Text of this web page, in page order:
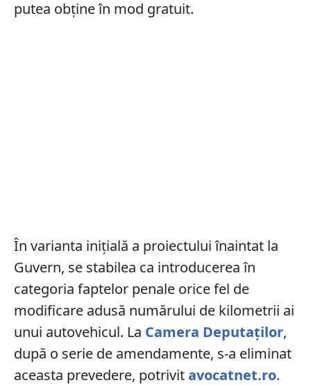
putea obține în mod gratuit.
În varianta inițială a proiectului înaintat la
Guvern, se stabilea ca introducerea în
categoria faptelor penale orice fel de
modificare adusă numărului de kilometrii ai
unui autovehicul. La Camera Deputaților,
după o serie de amendamente, s-a eliminat
aceasta prevedere, potrivitavocatnet.ro.